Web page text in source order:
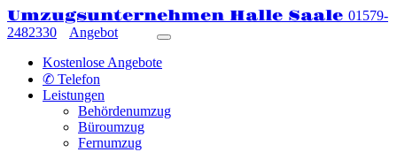
Umzugsunternehmen Halle Saale 01579-
2482330
Angebot
Kostenlose Angebote
✆ Telefon
Leistungen
Behördenumzug
Büroumzug
Fernumzug